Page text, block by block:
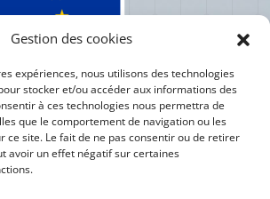
Gestion des cookies
expériences, nous utilisons des technologies
stocker et/ou accéder aux informations des
à ces technologies nous permettra de
que le comportement de navigation ou les
ce site. Le fait de ne pas consentir ou de retirer
avoir un effet négatif sur certaines